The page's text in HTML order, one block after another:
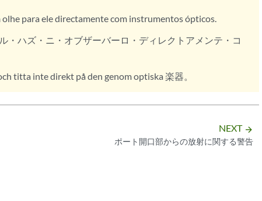
para ele directamente com instrumentos ópticos.
・ハズ・ニ・オブザーバーロ・ディレクトアメンテ・コ
titta inte direkt på den genom optiska 楽器。
NEXT arrow_forward
ポート開口部からの放射に関する警告